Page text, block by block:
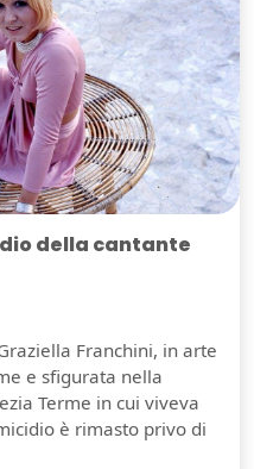
della cantante
Franchini, in arte
e sfigurata nella
Terme in cui viveva
è rimasto privo di